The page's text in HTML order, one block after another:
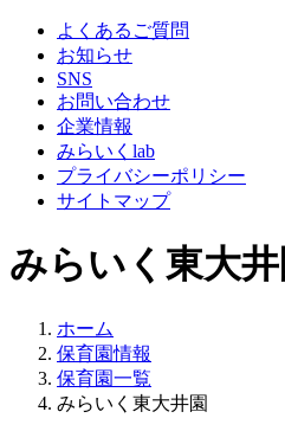
よくあるご質問
お知らせ
SNS
お問い合わせ
企業情報
みらいくlab
プライバシーポリシー
サイトマップ
みらいく東大井
ホーム
保育園情報
保育園一覧
みらいく東大井園